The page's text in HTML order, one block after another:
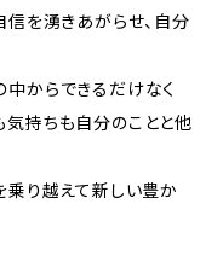
を湧きあがらせ、自分
中からできるだけなく
気持ちも自分のことと他
り越えて新しい豊か